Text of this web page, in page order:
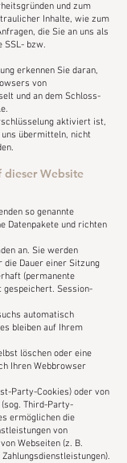
und zum
Inhalte, wie zum
die Sie an uns als
SSL- bzw.
erkennen Sie daran,
von
und an dem Schloss-
aktiviert ist,
uns übermitteln, nicht
dieser Website
so genannte
Datenpakete und richten
an. Sie werden
Dauer einer Sitzung
(permanente
gespeichert. Session-
automatisch
bleiben auf Ihrem
löschen oder eine
Ihren Webbrowser
Party-Cookies) oder von
Third-Party-
ermöglichen die
von
Webseiten (z. B.